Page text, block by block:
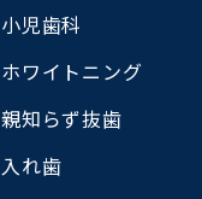
小児歯科
ホワイトニング
親知らず抜歯
入れ歯